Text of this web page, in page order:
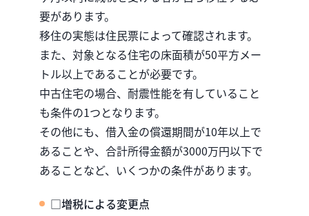
要があります。
移住の実態は住民票によって確認されます。
また、対象となる住宅の床面積が50平方メー
トル以上であることが必要です。
中古住宅の場合、耐震性能を有していること
も条件の1つとなります。
その他にも、借入金の償還期間が10年以上で
あることや、合計所得金額が3000万円以下で
あることなど、いくつかの条件があります。
□増税による変更点